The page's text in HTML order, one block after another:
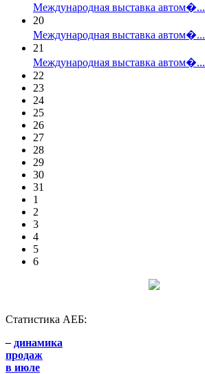
Международная выставка автом�...
20
Международная выставка автом�...
21
Международная выставка автом�...
22
23
24
25
26
27
28
29
30
31
1
2
3
4
5
6
Статистика АЕБ:
– динамика
продаж
в июле